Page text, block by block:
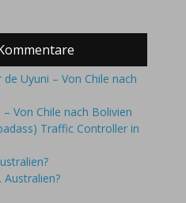
de Uyuni – Von Chile nach
– Von Chile nach Bolivien
Traffic Controller in